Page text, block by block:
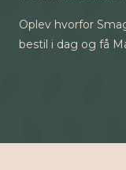
Oplev hvorfor
bestil i dag og få